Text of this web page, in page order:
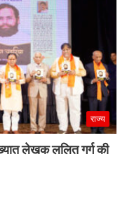
राज्य
लेखक ललित गर्ग की